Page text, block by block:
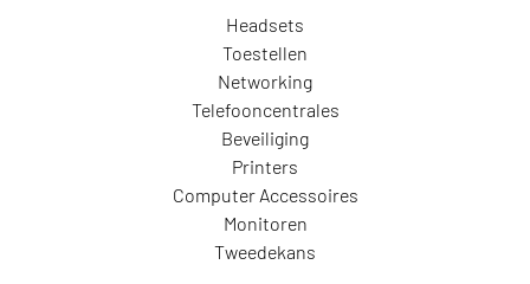
Headsets
Toestellen
Networking
Telefooncentrales
Beveiliging
Printers
Computer Accessoires
Monitoren
Tweedekans